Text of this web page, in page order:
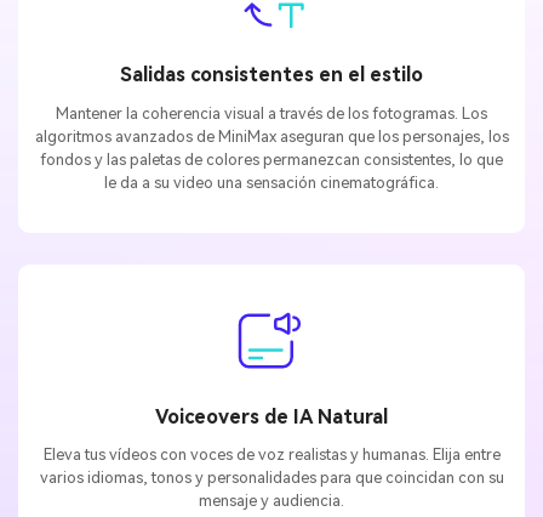
Mantener la coherencia visual a través de los fotogramas. Los
algoritmos avanzados de MiniMax aseguran que los personajes, los
fondos y las paletas de colores permanezcan consistentes, lo que
le da a su video una sensación cinematográfica.
Eleva tus vídeos con voces de voz realistas y humanas. Elija entre
varios idiomas, tonos y personalidades para que coincidan con su
mensaje y audiencia.